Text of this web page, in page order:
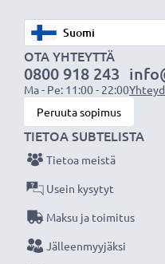
✔ Tekee sateenkaaren
✔ Saa taivaan
valkoisemmilta
✔ Vähentää sinistä usvaa
teleobjektiivilla
Laadukas,
säädettävä polarisaatio
✔ Värineutraali lasi
halutun valon
OTA YHTEYTTÄ
0800 918 243
Ma - Pe: 11:00 - 22:00
Peruuta sopimus
TIETOA SUBTELISTA
Tietoa meistä
Usein kysytyt
Maksu ja toimitus
Jälleenmyyjäksi